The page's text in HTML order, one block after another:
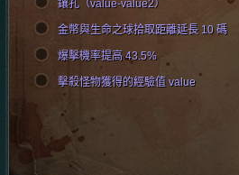
鑲孔（value-value2）
金幣與生命之球拾取距離延長 10 碼
爆擊機率提高 43.5%
擊殺怪物獲得的經驗值 value